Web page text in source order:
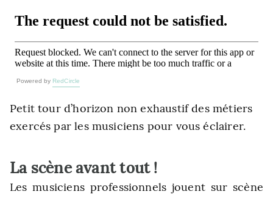
Powered by RedCircle
Petit tour d’horizon non exhaustif des métiers
exercés par les musiciens pour vous éclairer.
La scène avant tout !
Les musiciens professionnels jouent sur scène